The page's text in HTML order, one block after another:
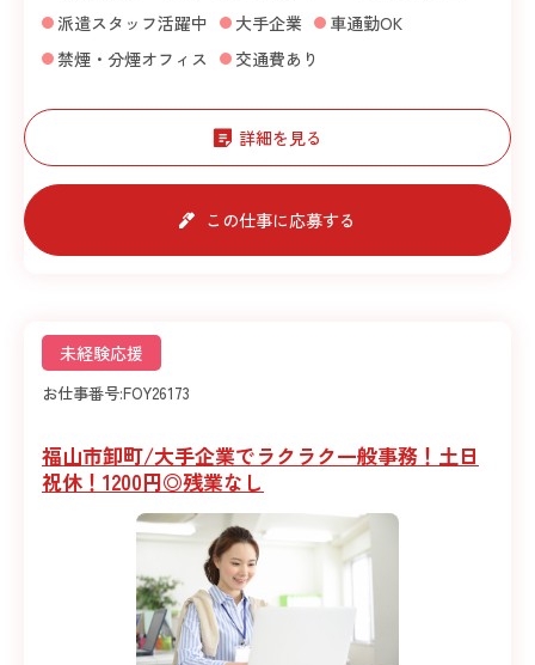
派遣スタッフ活躍中
大手企業
車通勤OK
禁煙・分煙オフィス
交通費あり
詳細を見る
この仕事に応募する
未経験応援
お仕事番号:FOY26173
福山市卸町/大手企業でラクラク一般事務！土日
祝休！1200円◎残業なし